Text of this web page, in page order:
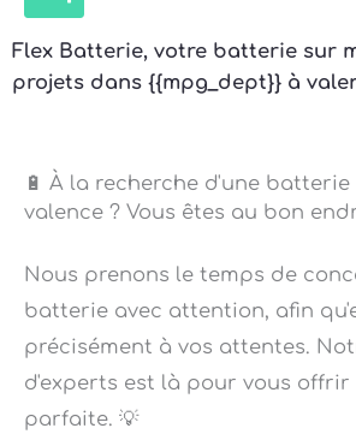
Flex Batterie, votre batterie sur
projets dans {{mpg_dept}} à
valence ? Vous êtes au bon
batterie avec attention, afin
précisément à vos attentes.
d'experts est là pour vous offrir
parfaite. 💡
Notre engagement pour la